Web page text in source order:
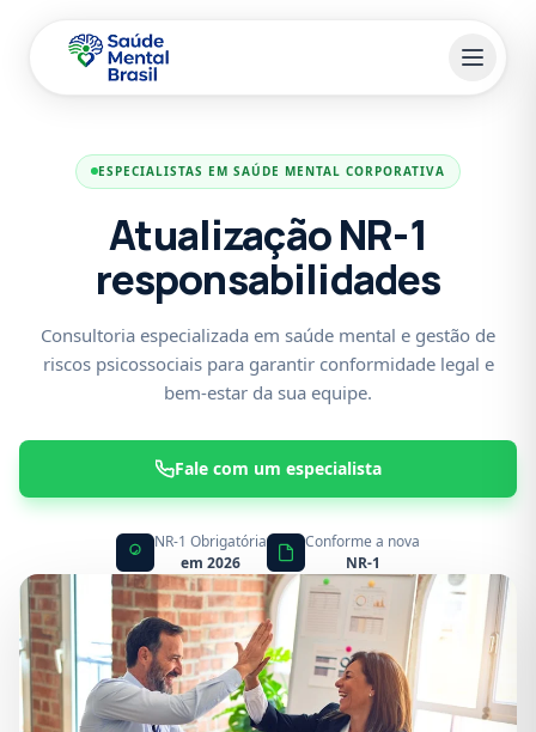
ESPECIALISTAS EM SAÚDE MENTAL CORPORATIVA
Atualização NR-1
responsabilidades
Consultoria especializada em saúde mental e gestão de
riscos psicossociais para garantir conformidade legal e
bem-estar da sua equipe.
Fale com um especialista
NR-1 Obrigatória
em 2026
Conforme a nova
NR-1